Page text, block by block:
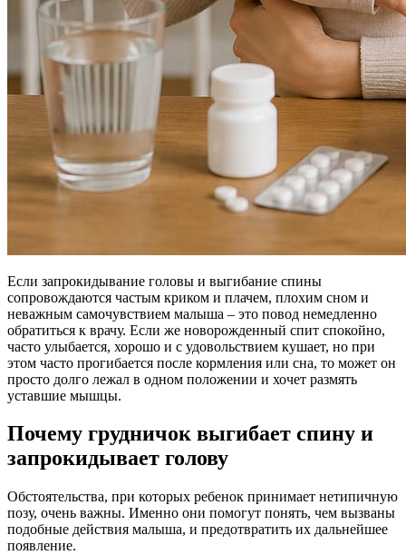
Если запрокидывание головы и выгибание спины
сопровождаются частым криком и плачем, плохим сном и
неважным самочувствием малыша – это повод немедленно
обратиться к врачу. Если же новорожденный спит спокойно,
часто улыбается, хорошо и с удовольствием кушает, но при
этом часто прогибается после кормления или сна, то может он
просто долго лежал в одном положении и хочет размять
уставшие мышцы.
Почему грудничок выгибает спину и
запрокидывает голову
Обстоятельства, при которых ребенок принимает нетипичную
позу, очень важны. Именно они помогут понять, чем вызваны
подобные действия малыша, и предотвратить их дальнейшее
появление.